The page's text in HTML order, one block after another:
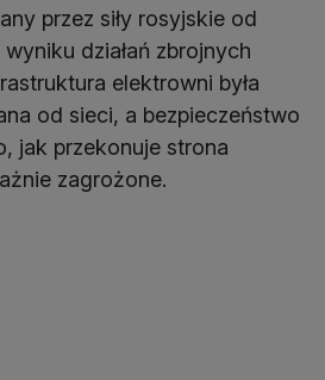
przez siły rosyjskie od
działań zbrojnych
elektrowni była
od sieci, a bezpieczeństwo
jak przekonuje strona
zagrożone.